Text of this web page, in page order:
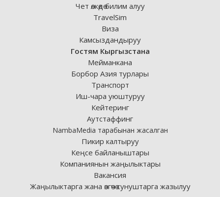
Чет өлкөдө билим алуу
TravelSim
Виза
Камсыздандыруу
Гостям Кыргызстана
Мейманкана
Борбор Азия турлары
Транспорт
Иш-чара уюштуруу
Кейтеринг
Аутстаффинг
NambaMedia тарабынан жасалган
Пикир калтыруу
Кеңсе байланыштары
Компаниянын жаңылыктары
Вакансия
Жаңылыктарга жана өзгөчө сунуштарга жазылуу